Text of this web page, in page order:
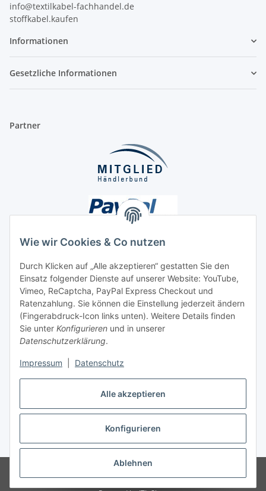
Alle akzeptieren
Konfigurieren
Ablehnen
Wie wir Cookies & Co nutzen
Durch Klicken auf „Alle akzeptieren“ gestatten Sie den
Einsatz folgender Dienste auf unserer Website: YouTube,
Vimeo, ReCaptcha, PayPal Express Checkout und
Ratenzahlung. Sie können die Einstellung jederzeit ändern
(Fingerabdruck-Icon links unten). Weitere Details finden
Sie unter Konfigurieren und in unserer
Datenschutzerklärung.
Impressum Datenschutz
info@textilkabel-fachhandel.de
stoffkabel.kaufen
Informationen
Gesetzliche Informationen
Partner
Unsere Seiten
Social Media
Vertrag widerrufen
* Alle Preise inkl. gesetzlicher USt., ** siehe Lieferbedingungen, zzgl.
Versand